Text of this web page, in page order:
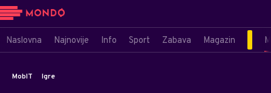
Naslovna Najnovije Info Sport Zabava Magazin
MobIT Igre